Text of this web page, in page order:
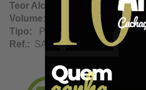
Teor Alcoólico:
Volume:
Tipo: Prata
Ref.: SA12461